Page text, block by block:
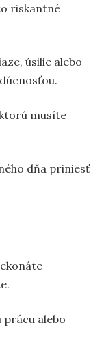
riskantné
úsilie alebo
musíte
dňa priniesť
prácu alebo